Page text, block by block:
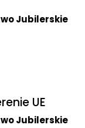
Jubilerskie
UE
Jubilerskie